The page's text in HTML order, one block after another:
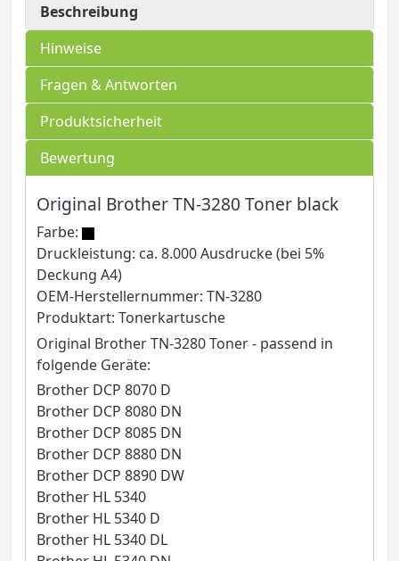
Beschreibung
Hinweise
Fragen & Antworten
Produktsicherheit
Bewertung
Original Brother TN-3280 Toner black
Farbe:
Druckleistung: ca. 8.000 Ausdrucke (bei 5%
Deckung A4)
OEM-Herstellernummer: TN-3280
Produktart: Tonerkartusche
Original Brother TN-3280 Toner - passend in
folgende Geräte:
Brother DCP 8070 D
Brother DCP 8080 DN
Brother DCP 8085 DN
Brother DCP 8880 DN
Brother DCP 8890 DW
Brother HL 5340
Brother HL 5340 D
Brother HL 5340 DL